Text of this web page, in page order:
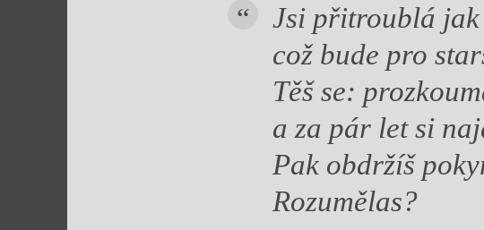
Jsi přitroublá jak
což bude pro
Těš se:
a za pár let si
Pak obdržíš
Rozumělas?